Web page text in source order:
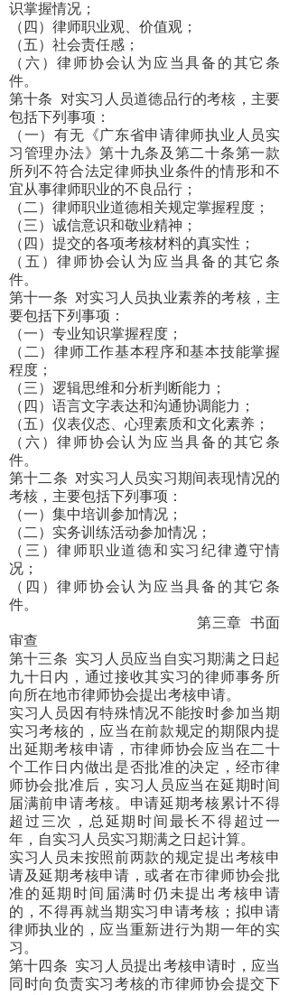
识掌握情况；
（四）律师职业观、价值观；
（五）社会责任感；
（六）律师协会认为应当具备的其它条
件。
第十条 对实习人员道德品行的考核，主要
包括下列事项：
（一）有无《广东省申请律师执业人员实
习管理办法》第十九条及第二十条第一款
所列不符合法定律师执业条件的情形和不
宜从事律师职业的不良品行；
（二）律师职业道德相关规定掌握程度；
（三）诚信意识和敬业精神；
（四）提交的各项考核材料的真实性；
（五）律师协会认为应当具备的其它条
件。
第十一条 对实习人员执业素养的考核，主
要包括下列事项：
（一）专业知识掌握程度；
（二）律师工作基本程序和基本技能掌握
程度；
（三）逻辑思维和分析判断能力；
（四）语言文字表达和沟通协调能力；
（五）仪表仪态、心理素质和文化素养；
（六）律师协会认为应当具备的其它条
件。
第十二条 对实习人员实习期间表现情况的
考核，主要包括下列事项：
（一）集中培训参加情况；
（二）实务训练活动参加情况；
（三）律师职业道德和实习纪律遵守情
况；
（四）律师协会认为应当具备的其它条
件。
第三章 书面
审查
第十三条 实习人员应当自实习期满之日起
九十日内，通过接收其实习的律师事务所
向所在地市律师协会提出考核申请。
实习人员因有特殊情况不能按时参加当期
实习考核的，应当在前款规定的期限内提
出延期考核申请，市律师协会应当在二十
个工作日内做出是否批准的决定，经市律
师协会批准后，实习人员应当在延期时间
届满前申请考核。申请延期考核累计不得
超过三次，总延期时间最长不得超过一
年，自实习人员实习期满之日起计算。
实习人员未按照前两款的规定提出考核申
请及延期考核申请，或者在市律师协会批
准的延期时间届满时仍未提出考核申请
的，不得再就当期实习申请考核；拟申请
律师执业的，应当重新进行为期一年的实
习。
第十四条 实习人员提出考核申请时，应当
同时向负责实习考核的市律师协会提交下